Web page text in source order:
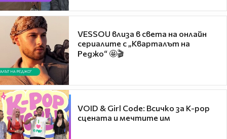
VESSOU влиза в света на онлайн
сериалите с „Кварталът на
Реджо“ 🤩🎬
VOID & Girl Code: Всичко за K-pop
сцената и мечтите им